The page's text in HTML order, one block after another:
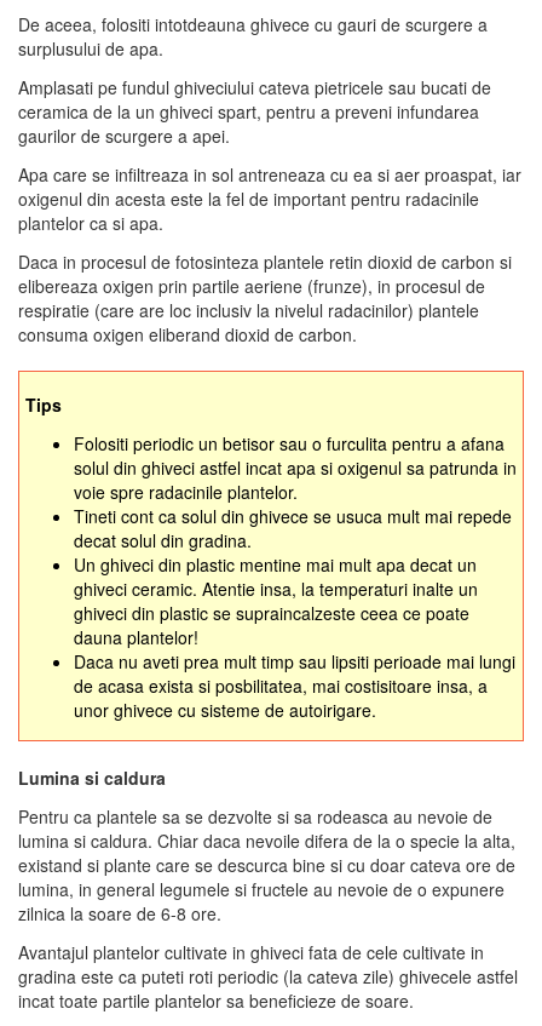
De aceea, folositi intotdeauna ghivece cu gauri de scurgere a
surplusului de apa.
Amplasati pe fundul ghiveciului cateva pietricele sau bucati de
ceramica de la un ghiveci spart, pentru a preveni infundarea
gaurilor de scurgere a apei.
Apa care se infiltreaza in sol antreneaza cu ea si aer proaspat, iar
oxigenul din acesta este la fel de important pentru radacinile
plantelor ca si apa.
Daca in procesul de fotosinteza plantele retin dioxid de carbon si
elibereaza oxigen prin partile aeriene (frunze), in procesul de
respiratie (care are loc inclusiv la nivelul radacinilor) plantele
consuma oxigen eliberand dioxid de carbon.
Tips
Folositi periodic un betisor sau o furculita pentru a afana
solul din ghiveci astfel incat apa si oxigenul sa patrunda in
voie spre radacinile plantelor.
Tineti cont ca solul din ghivece se usuca mult mai repede
decat solul din gradina.
Un ghiveci din plastic mentine mai mult apa decat un
ghiveci ceramic. Atentie insa, la temperaturi inalte un
ghiveci din plastic se supraincalzeste ceea ce poate
dauna plantelor!
Daca nu aveti prea mult timp sau lipsiti perioade mai lungi
de acasa exista si posbilitatea, mai costisitoare insa, a
unor ghivece cu sisteme de autoirigare.
Lumina si caldura
Pentru ca plantele sa se dezvolte si sa rodeasca au nevoie de
lumina si caldura. Chiar daca nevoile difera de la o specie la alta,
existand si plante care se descurca bine si cu doar cateva ore de
lumina, in general legumele si fructele au nevoie de o expunere
zilnica la soare de 6-8 ore.
Avantajul plantelor cultivate in ghiveci fata de cele cultivate in
gradina este ca puteti roti periodic (la cateva zile) ghivecele astfel
incat toate partile plantelor sa beneficieze de soare.